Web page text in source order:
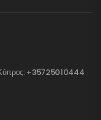
+35725010444